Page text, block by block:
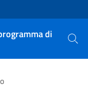
di
Cerca